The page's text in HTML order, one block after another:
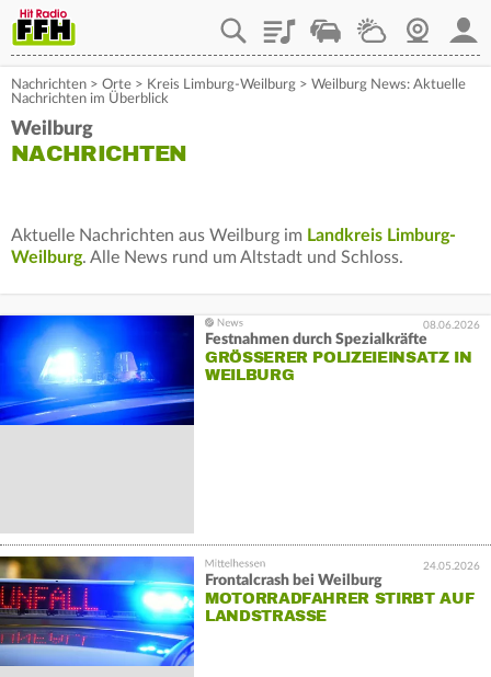
PlaylistStaupilotWetterWebcam
Nachrichten > Orte > Kreis Limburg-Weilburg > Weilburg News: Aktuelle
Nachrichten im Überblick
Weilburg
NACHRICHTEN
Aktuelle Nachrichten aus Weilburg im Landkreis Limburg-
Weilburg. Alle News rund um Altstadt und Schloss.
08.06.2026
Festnahmen durch Spezialkräfte
GRÖSSERER POLIZEIEINSATZ IN W
EILBURG
24.05.2026
Frontalcrash bei Weilburg
MOTORRADFAHRER STIRBT AUF
LANDSTRASSE